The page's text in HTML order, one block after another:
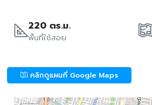
220 ตร.ม.
พื้นที่ใช้สอย
คลิกดูแผนที่ Google Maps